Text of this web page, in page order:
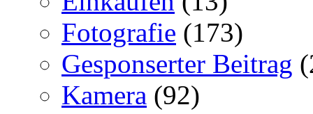
Fotografie (173)
Gesponserter Beitrag
Kamera (92)